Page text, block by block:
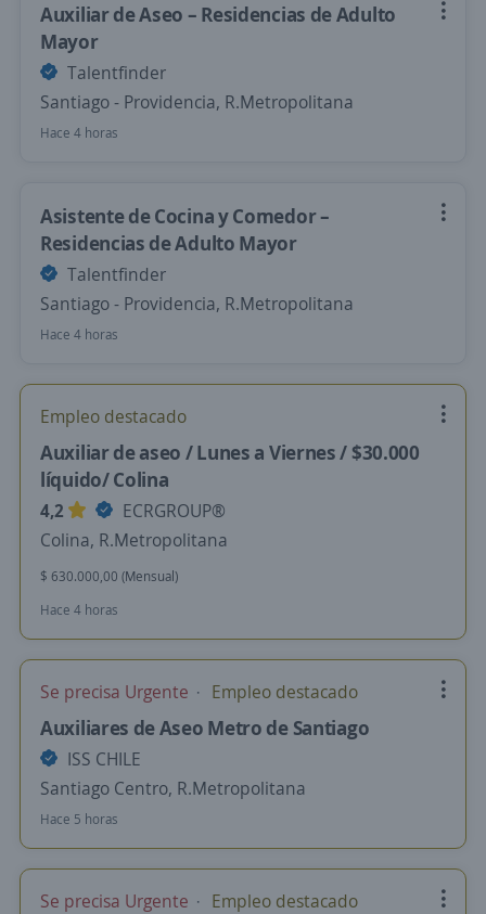
Auxiliar de Aseo – Residencias de Adulto
Mayor
Talentfinder
Santiago - Providencia, R.Metropolitana
Hace 4 horas
Asistente de Cocina y Comedor –
Residencias de Adulto Mayor
Talentfinder
Santiago - Providencia, R.Metropolitana
Hace 4 horas
Empleo destacado
Auxiliar de aseo / Lunes a Viernes / $30.000
líquido/ Colina
4,2
ECRGROUP®️
Colina, R.Metropolitana
$ 630.000,00 (Mensual)
Hace 4 horas
Se precisa Urgente Empleo destacado
Auxiliares de Aseo Metro de Santiago
ISS CHILE
Santiago Centro, R.Metropolitana
Hace 5 horas
Se precisa Urgente Empleo destacado